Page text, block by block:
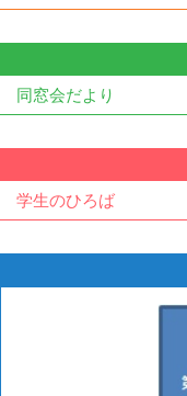
同窓会だより
学生のひろば